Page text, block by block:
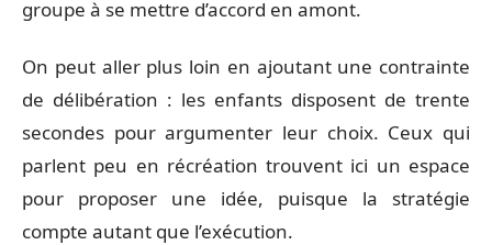
groupe à se mettre d’accord en amont.
On peut aller plus loin en ajoutant une contrainte
de délibération : les enfants disposent de trente
secondes pour argumenter leur choix. Ceux qui
parlent peu en récréation trouvent ici un espace
pour proposer une idée, puisque la stratégie
compte autant que l’exécution.